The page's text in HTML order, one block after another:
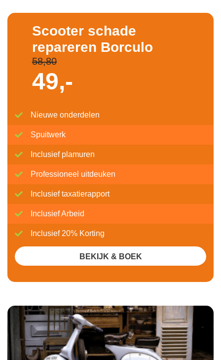
Scooter schade
repareren Borculo
58,80
49,-
Nieuwe onderdelen
Spuitwerk
Inclusief plamuren
Professioneel uitdeuken
Inclusief taxatierapport
Inclusief Arbeid
Inclusief 20% Korting
BEKIJK & BOEK